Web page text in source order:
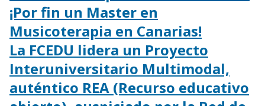
¡Por fin un Master en
Musicoterapia en Canarias!
La FCEDU lidera un Proyecto
Interuniversitario Multimodal,
auténtico REA (Recurso educativo